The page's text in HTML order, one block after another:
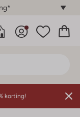
korting!